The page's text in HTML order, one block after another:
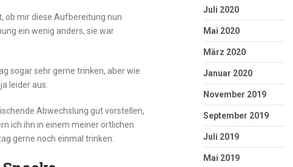
ob mir diese Aufbereitung nun
ein wenig anders, sie war
sogar sehr gerne trinken, aber wie
ja leider aus.
Abwechslung gut vorstellen,
ich ihn in einem meiner örtlichen
gerne noch einmal trinken.
Juli 2020
Mai 2020
März 2020
Januar 2020
November 2019
September 2019
Juli 2019
Mai 2019